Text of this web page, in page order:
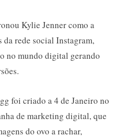
Kylie Jenner como a
rede social Instagram,
no mundo digital gerando
foi criado a 4 de Janeiro no
de marketing digital, que
do ovo a rachar,